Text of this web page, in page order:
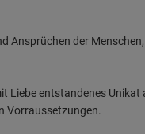
der
Liebe entstandenes
Vorraussetzungen.